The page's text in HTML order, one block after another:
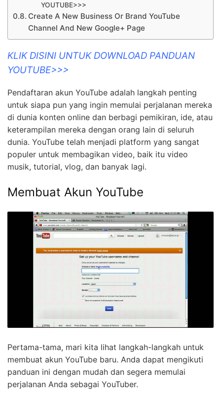
YOUTUBE>>>
Create A New Business Or Brand YouTube
Channel And New Google+ Page
KLIK DISINI UNTUK DOWNLOAD PANDUAN
YOUTUBE>>>
Pendaftaran akun YouTube adalah langkah penting
untuk siapa pun yang ingin memulai perjalanan mereka
di dunia konten online dan berbagi pemikiran, ide, atau
keterampilan mereka dengan orang lain di seluruh
dunia. YouTube telah menjadi platform yang sangat
populer untuk membagikan video, baik itu video
musik, tutorial, vlog, dan banyak lagi.
Membuat Akun YouTube
Pertama-tama, mari kita lihat langkah-langkah untuk
membuat akun YouTube baru. Anda dapat mengikuti
panduan ini dengan mudah dan segera memulai
perjalanan Anda sebagai YouTuber.